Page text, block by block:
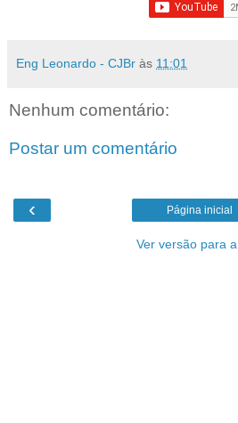
Eng Leonardo - CJBr às 11:01
Nenhum comentário:
Postar um comentário
‹ Página inicial
Ver versão para